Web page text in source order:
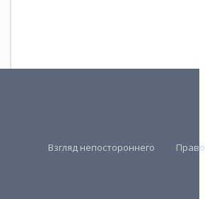
Взгляд непостороннего
Право